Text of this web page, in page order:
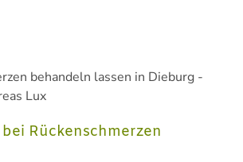
Rückenschmerzen